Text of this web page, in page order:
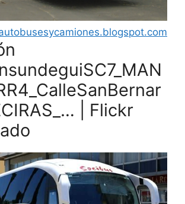
| Flickr